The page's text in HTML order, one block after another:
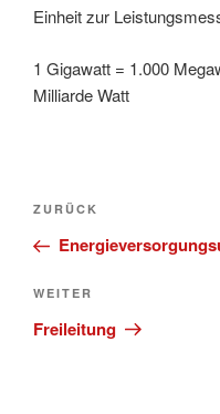
Einheit zur
1 Gigawatt = 1.000
Milliarde Watt
Beitragsnavigation
Vorheriger
Beitrag
ZURÜCK
Nächster
Beitrag
WEITER
Freileitung